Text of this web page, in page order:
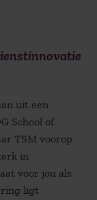
uit een
School of
TSM voorop
in
voor jou als
ligt